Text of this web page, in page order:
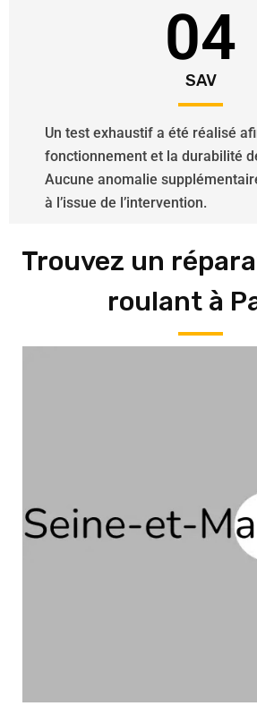
04
SAV
Un test exhaustif a été réalisé
fonctionnement et la durabilité
Aucune anomalie
à l’issue de l’intervention.
Trouvez un
roulant à